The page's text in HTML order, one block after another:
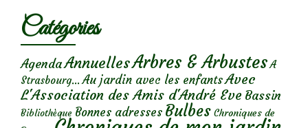
Catégories
AgendaAnnuellesArbres & Arbustes A
Strasbourg... Au jardin avec les enfantsAvec
L'Association des Amis d'André Eve Bassin
Bibliothèque Bonnes adresses Bulbes Chroniques de